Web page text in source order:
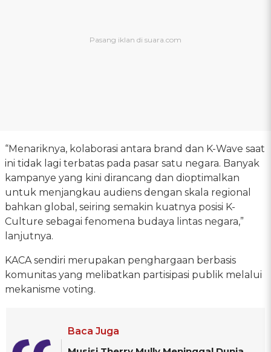
“Menariknya, kolaborasi antara brand dan K-Wave saat
ini tidak lagi terbatas pada pasar satu negara. Banyak
kampanye yang kini dirancang dan dioptimalkan
untuk menjangkau audiens dengan skala regional
bahkan global, seiring semakin kuatnya posisi K-
Culture sebagai fenomena budaya lintas negara,”
lanjutnya.
KACA sendiri merupakan penghargaan berbasis
komunitas yang melibatkan partisipasi publik melalui
mekanisme voting.
Baca Juga